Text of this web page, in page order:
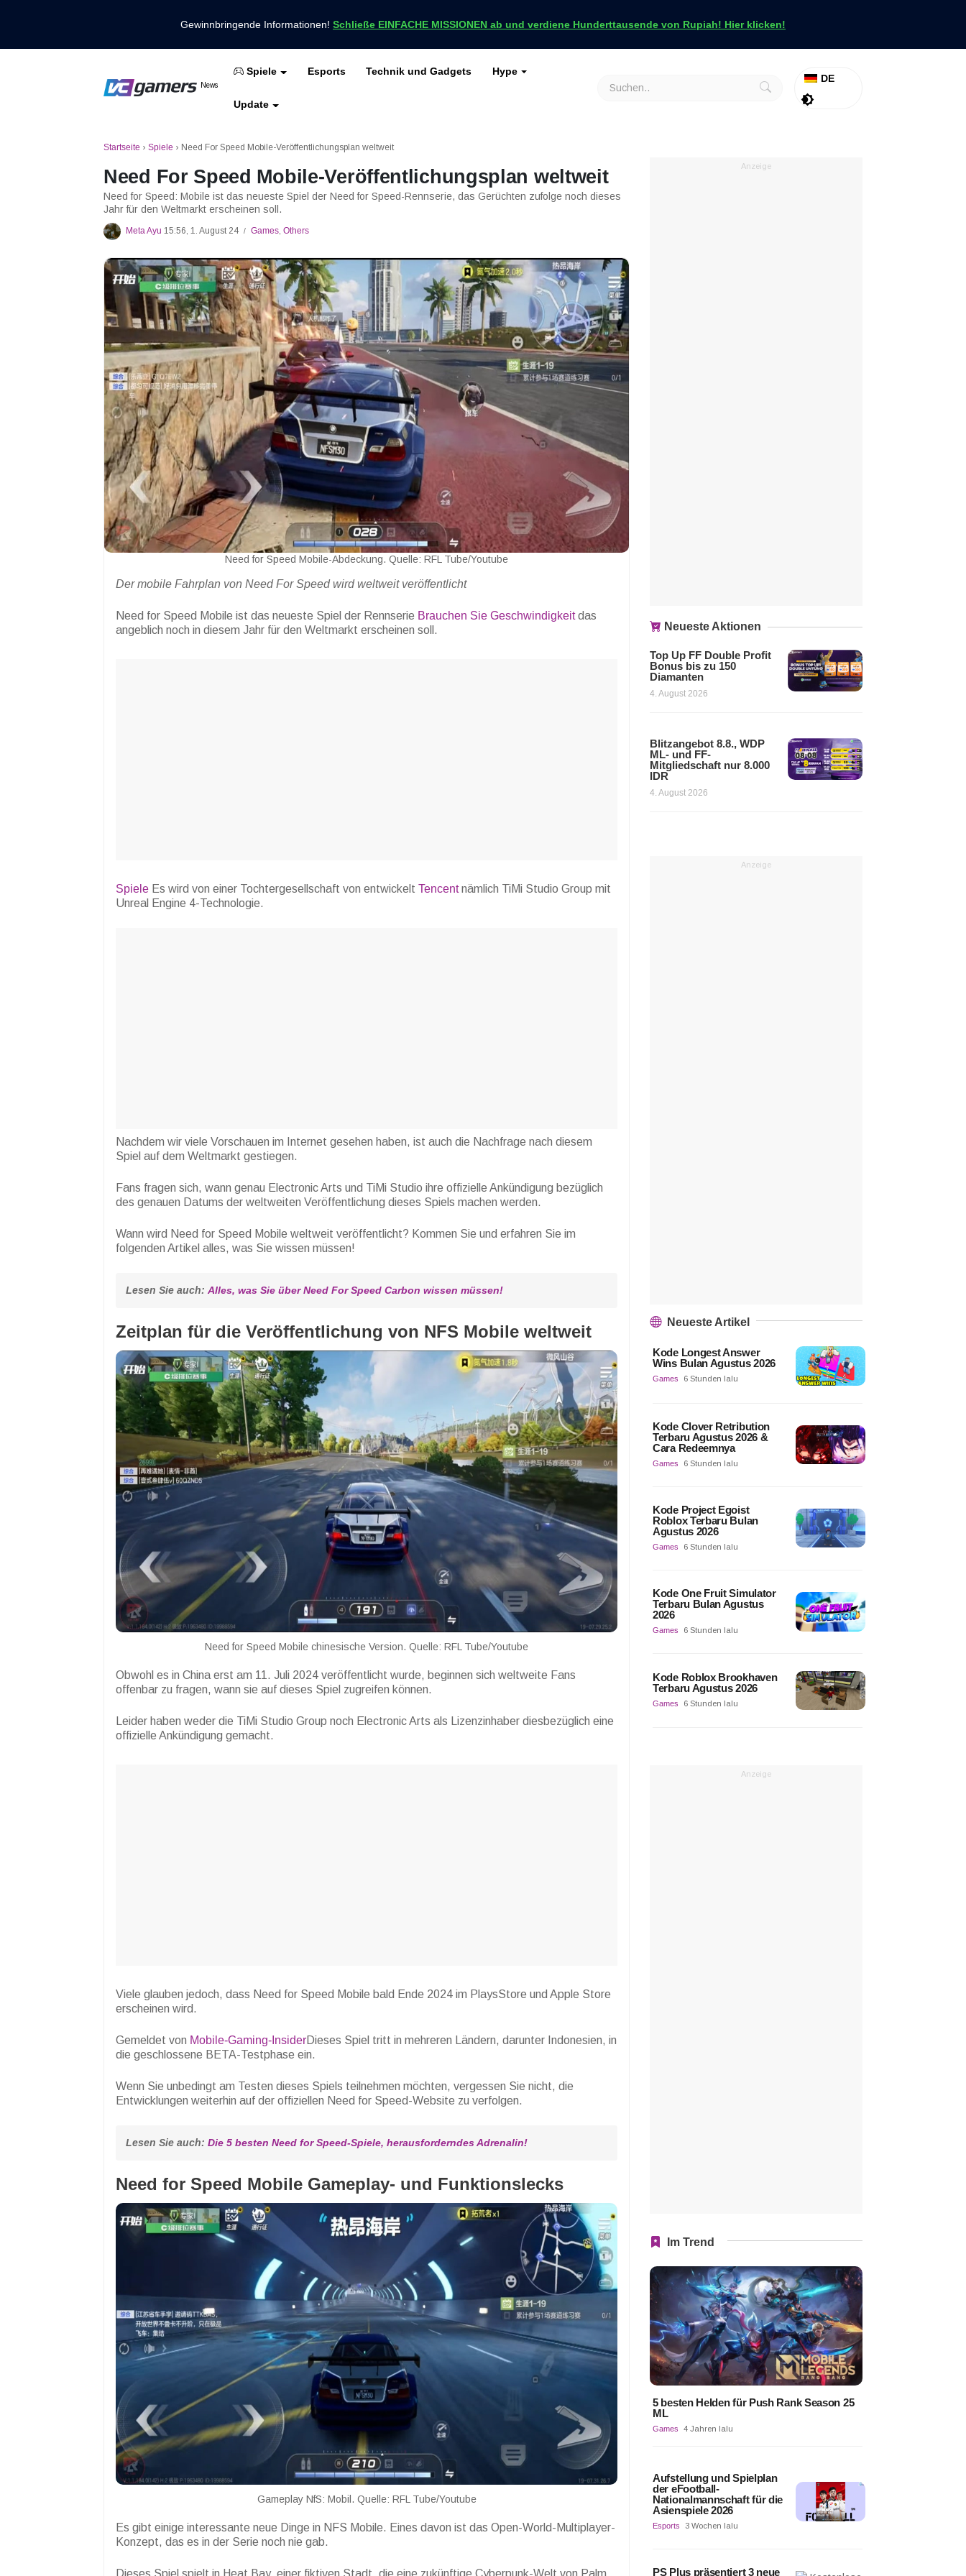
Gewinnbringende Informationen! Schließe EINFACHE MISSIONEN ab und verdiene Hunderttausende von Rupiah! Hier klicken!
VCGamers-Neuigkeiten
News
Holen Sie sich die neuesten Spielnachrichten nur bei VCGamers
Spiele Esports Technik und Gadgets Hype
Update
DE
Freies Feuer
Startseite › Spiele › Need For Speed Mobile-Veröffentlichungsplan weltweit
Need For Speed Mobile-Veröffentlichungsplan weltweit
Need for Speed: Mobile ist das neueste Spiel der Need for Speed-Rennserie, das Gerüchten zufolge noch dieses
Jahr für den Weltmarkt erscheinen soll.
Meta Ayu 15:56, 1. August 24 / Games, Others
Need for Speed Mobile-Abdeckung. Quelle: RFL Tube/Youtube
Der mobile Fahrplan von Need For Speed wird weltweit veröffentlicht
Need for Speed Mobile ist das neueste Spiel der Rennserie Brauchen Sie Geschwindigkeitdas
angeblich noch in diesem Jahr für den Weltmarkt erscheinen soll.
Spiele Es wird von einer Tochtergesellschaft von entwickelt Tencentnämlich TiMi Studio Group mit
Unreal Engine 4-Technologie.
Nachdem wir viele Vorschauen im Internet gesehen haben, ist auch die Nachfrage nach diesem
Spiel auf dem Weltmarkt gestiegen.
Fans fragen sich, wann genau Electronic Arts und TiMi Studio ihre offizielle Ankündigung bezüglich
des genauen Datums der weltweiten Veröffentlichung dieses Spiels machen werden.
Wann wird Need for Speed Mobile weltweit veröffentlicht? Kommen Sie und erfahren Sie im
folgenden Artikel alles, was Sie wissen müssen!
Lesen Sie auch: Alles, was Sie über Need For Speed Carbon wissen müssen!
Zeitplan für die Veröffentlichung von NFS Mobile weltweit
Need for Speed Mobile chinesische Version. Quelle: RFL Tube/Youtube
Obwohl es in China erst am 11. Juli 2024 veröffentlicht wurde, beginnen sich weltweite Fans
offenbar zu fragen, wann sie auf dieses Spiel zugreifen können.
Leider haben weder die TiMi Studio Group noch Electronic Arts als Lizenzinhaber diesbezüglich eine
offizielle Ankündigung gemacht.
Viele glauben jedoch, dass Need for Speed Mobile bald Ende 2024 im PlaysStore und Apple Store
erscheinen wird.
Gemeldet von Mobile-Gaming-InsiderDieses Spiel tritt in mehreren Ländern, darunter Indonesien, in
die geschlossene BETA-Testphase ein.
Wenn Sie unbedingt am Testen dieses Spiels teilnehmen möchten, vergessen Sie nicht, die
Entwicklungen weiterhin auf der offiziellen Need for Speed-Website zu verfolgen.
Lesen Sie auch: Die 5 besten Need for Speed-Spiele, herausforderndes Adrenalin!
Need for Speed Mobile Gameplay- und Funktionslecks
Gameplay NfS: Mobil. Quelle: RFL Tube/Youtube
Es gibt einige interessante neue Dinge in NFS Mobile. Eines davon ist das Open-World-Multiplayer-
Konzept, das es in der Serie noch nie gab.
Anzeige
Neueste Aktionen
Top Up FF Double Profit
Bonus bis zu 150
Diamanten
4. August 2026
Blitzangebot 8.8., WDP
ML- und FF-
Mitgliedschaft nur 8.000
IDR
4. August 2026
Anzeige
Neueste Artikel
Kode Longest Answer
Wins Bulan Agustus 2026
Games 6 Stunden lalu
Kode Clover Retribution
Terbaru Agustus 2026 &
Cara Redeemnya
Games 6 Stunden lalu
Kode Project Egoist
Roblox Terbaru Bulan
Agustus 2026
Games 6 Stunden lalu
Kode One Fruit Simulator
Terbaru Bulan Agustus
2026
Games 6 Stunden lalu
Kode Roblox Brookhaven
Terbaru Agustus 2026
Games 6 Stunden lalu
Anzeige
Im Trend
5 besten Helden für Push Rank Season 25
ML
Games 4 Jahren lalu
Aufstellung und Spielplan
der eFootball-
Nationalmannschaft für die
Asienspiele 2026
Esports 3 Wochen lalu
PS Plus präsentiert 3 neue